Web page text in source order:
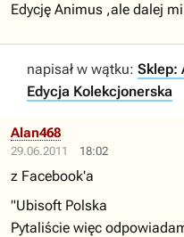
Edycję Animus ,ale dalej
napisał w wątku: Sklep:
Edycja Kolekcjonerska
29.06.2011 18:02
Alan468
z Facebook'a
"Ubisoft Polska
Pytaliście więc